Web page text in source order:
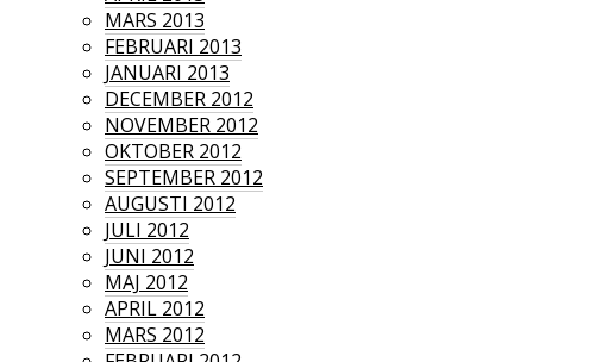
MARS 2013
FEBRUARI 2013
JANUARI 2013
DECEMBER 2012
NOVEMBER 2012
OKTOBER 2012
SEPTEMBER 2012
AUGUSTI 2012
JULI 2012
JUNI 2012
MAJ 2012
APRIL 2012
MARS 2012